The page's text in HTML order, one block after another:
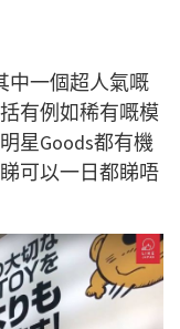
中一個超人氣嘅
有例如稀有嘅模
星Goods都有機
可以一日都睇唔